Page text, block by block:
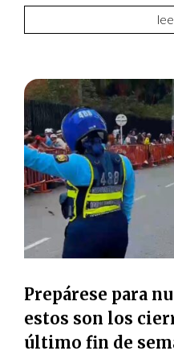
Prepárese para
estos son los
último fin de